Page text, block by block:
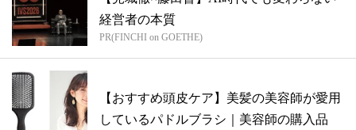
経営者の本質
PR(FINCHI on GOETHE)
【おすすめ頭皮ケア】美髪の美容師が愛用
しているパドルブラシ｜美容師の購入品